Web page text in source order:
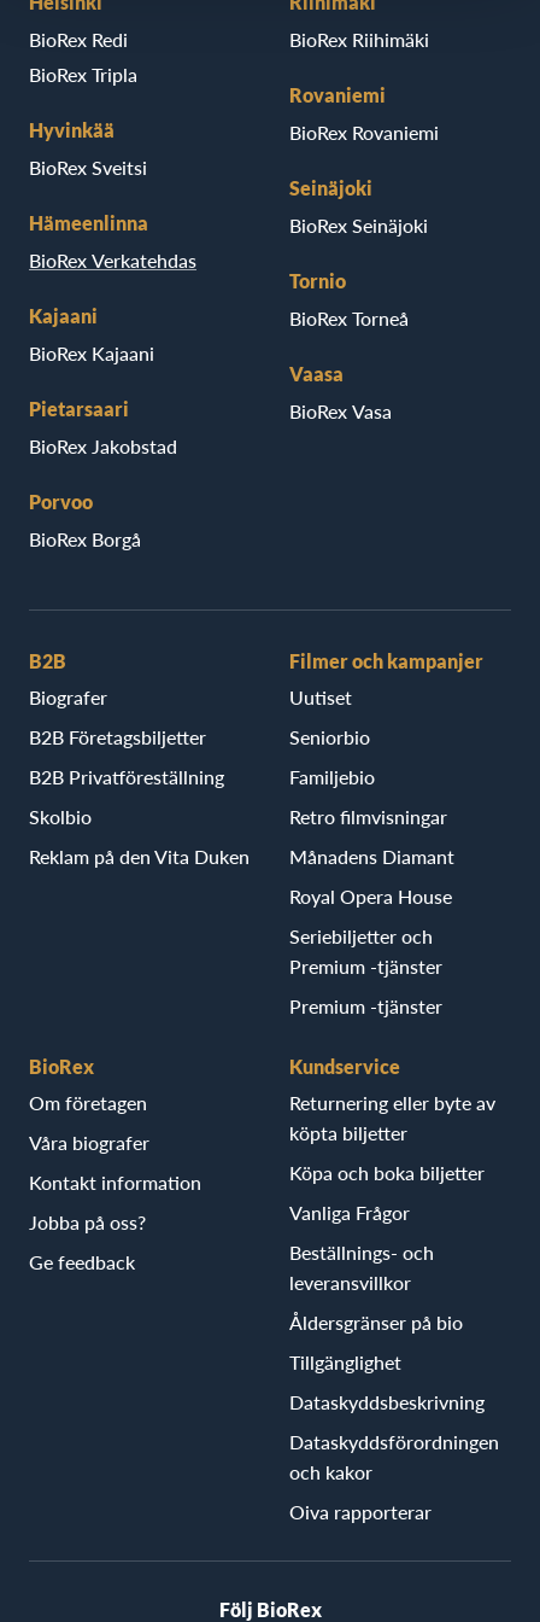
BioRex Redi
BioRex Tripla
Hyvinkää
BioRex Sveitsi
Hämeenlinna
BioRex Verkatehdas
Kajaani
BioRex Kajaani
Pietarsaari
BioRex Jakobstad
Porvoo
BioRex Borgå
BioRex Riihimäki
Rovaniemi
BioRex Rovaniemi
Seinäjoki
BioRex Seinäjoki
Tornio
BioRex Torneå
Vaasa
BioRex Vasa
B2B
Biografer
B2B Företagsbiljetter
B2B Privatföreställning
Skolbio
Reklam på den Vita Duken
Filmer och kampanjer
Uutiset
Seniorbio
Familjebio
Retro filmvisningar
Månadens Diamant
Royal Opera House
Seriebiljetter och
Premium -tjänster
Premium -tjänster
BioRex
Om företagen
Våra biografer
Kontakt information
Jobba på oss?
Ge feedback
Kundservice
Returnering eller byte av
köpta biljetter
Köpa och boka biljetter
Vanliga Frågor
Beställnings- och
leveransvillkor
Åldersgränser på bio
Tillgänglighet
Dataskyddsbeskrivning
Dataskyddsförordningen
och kakor
Oiva rapporterar
Följ BioRex